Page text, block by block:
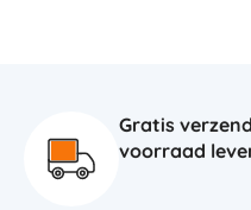
Gratis
voorraad